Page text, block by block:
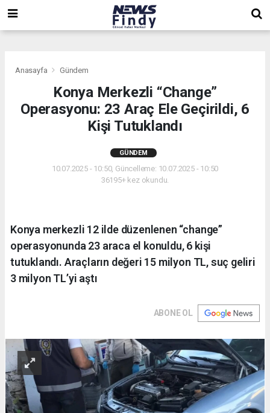
Anasayfa Gündem
Konya Merkezli “Change”
Operasyonu: 23 Araç Ele Geçirildi, 6
Kişi Tutuklandı
GÜNDEM
10.07.2025 - 10:50, Güncelleme: 10.07.2025 - 10:50
36195+ kez okundu.
Konya merkezli 12 ilde düzenlenen “change”
operasyonunda 23 araca el konuldu, 6 kişi
tutuklandı. Araçların değeri 15 milyon TL, suç geliri
3 milyon TL’yi aştı
ABONE OL